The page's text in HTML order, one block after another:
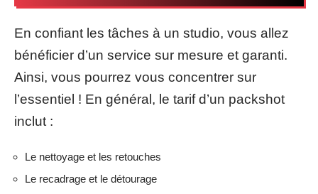
En confiant les tâches à un studio, vous allez
bénéficier d’un service sur mesure et garanti.
Ainsi, vous pourrez vous concentrer sur
l’essentiel ! En général, le tarif d’un packshot
inclut :
Le nettoyage et les retouches
Le recadrage et le détourage